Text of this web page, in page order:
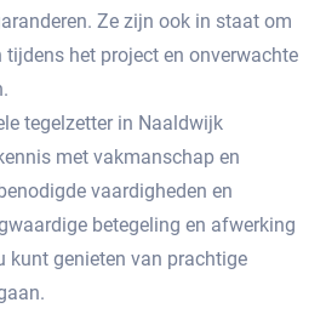
Ze zijn ook in staat om
het project en onverwachte
tegelzetter in Naaldwijk
met vakmanschap en
vaardigheden en
betegeling en afwerking
kunt genieten van prachtige